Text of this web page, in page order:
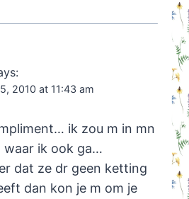
2010 at 11:43 am
ik zou m in mn
waar ik ook ga…
dat ze dr geen ketting
dan kon je m om je